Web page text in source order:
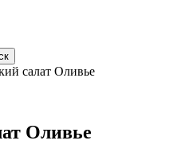
салат Оливье
Оливье